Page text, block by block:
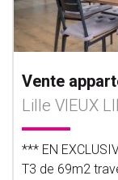
Vente
Lille VIEUX
*** EN
T3 de 69m2